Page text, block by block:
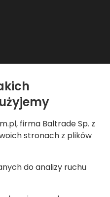
firma Baltrade Sp. z
stronach z plików
do analizy ruchu